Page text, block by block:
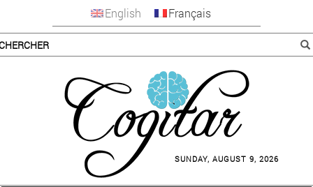
English Français
SUNDAY, AUGUST 9, 2026